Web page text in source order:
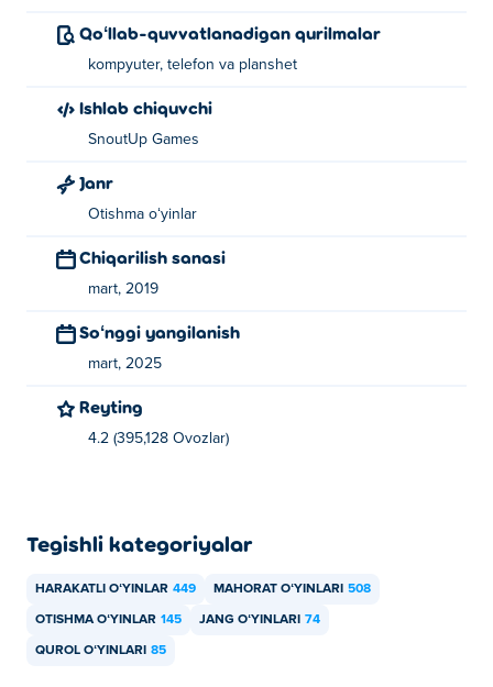
Qoʻllab-quvvatlanadigan qurilmalar
kompyuter, telefon va planshet
Ishlab chiquvchi
SnoutUp Games
Janr
Otishma oʻyinlar
Chiqarilish sanasi
mart, 2019
Soʻnggi yangilanish
mart, 2025
Reyting
4.2 (395,128 Ovozlar)
Tegishli kategoriyalar
HARAKATLI OʻYINLAR 449 MAHORAT OʻYINLARI 508
OTISHMA OʻYINLAR 145 JANG OʻYINLARI 74
QUROL OʻYINLARI 85